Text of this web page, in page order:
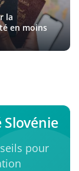
la
en moins
pour